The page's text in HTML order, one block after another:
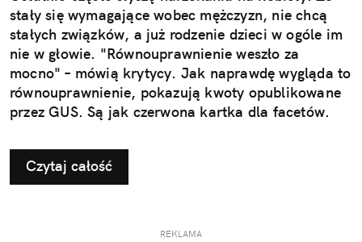
stały się wymagające wobec mężczyzn, nie chcą
stałych związków, a już rodzenie dzieci w ogóle im
nie w głowie. "Równouprawnienie weszło za
mocno" – mówią krytycy. Jak naprawdę wygląda to
równouprawnienie, pokazują kwoty opublikowane
przez GUS. Są jak czerwona kartka dla facetów.
Czytaj całość
REKLAMA